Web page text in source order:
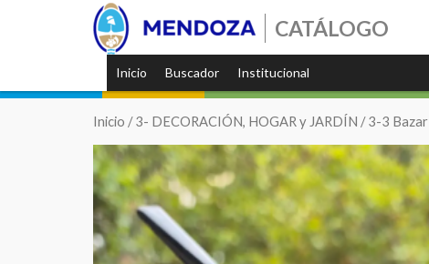
CATÁLOGO
Inicio Buscador Institucional
Inicio /3- DECORACIÓN, HOGAR y JARDÍN /3-3 Bazar